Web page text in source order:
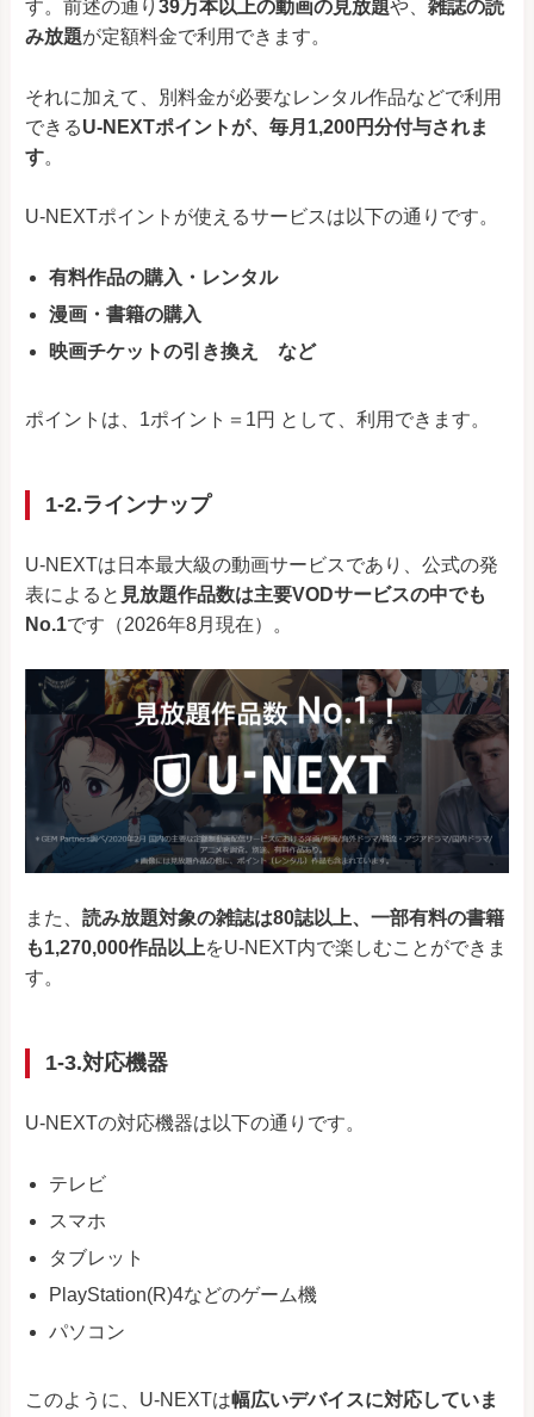
す。前述の通り 39万本以上の動画の見放題や、 雑誌の読
み放題が定額料金で利用できます。
それに加えて、別料金が必要なレンタル作品などで利用
できるU-NEXTポイントが、毎月1,200円分付与されま
す。
U-NEXTポイントが使えるサービスは以下の通りです。
有料作品の購入・レンタル
漫画・書籍の購入
映画チケットの引き換え など
ポイントは、1ポイント＝1円 として、利用できます。
1-2.ラインナップ
U-NEXTは日本最大級の動画サービスであり、公式の発
表によると 見放題作品数は主要VODサービスの中でも
No.1です（2026年8月現在）。
また、 読み放題対象の雑誌は80誌以上、一部有料の書籍
も1,270,000作品以上をU-NEXT内で楽しむことができま
す。
1-3.対応機器
U-NEXTの対応機器は以下の通りです。
テレビ
スマホ
タブレット
PlayStation(R)4などのゲーム機
パソコン
このように、U-NEXTは幅広いデバイスに対応していま